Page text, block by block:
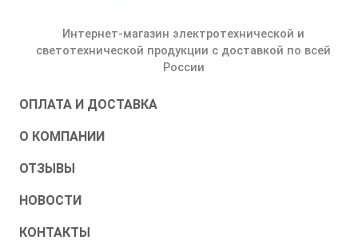
Интернет-магазин электротехнической и
светотехнической продукции с доставкой по всей
России
ОПЛАТА И ДОСТАВКА
О КОМПАНИИ
ОТЗЫВЫ
НОВОСТИ
КОНТАКТЫ